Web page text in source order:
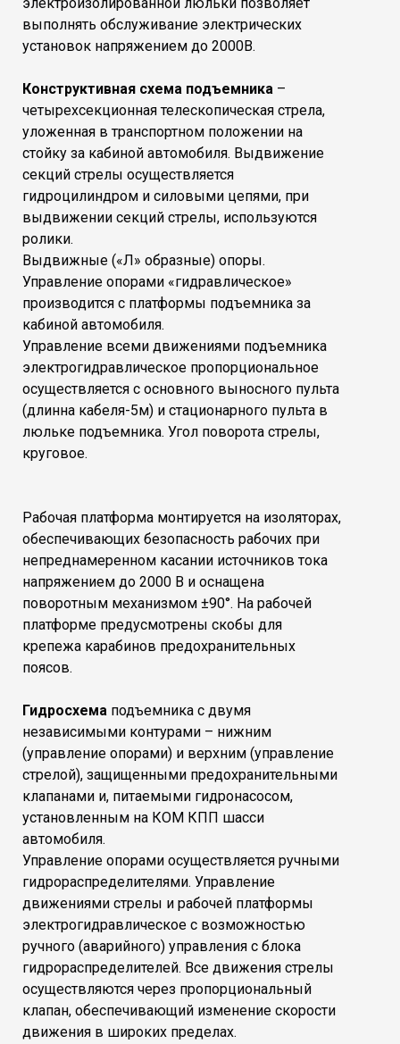
электроизолированной люльки позволяет
выполнять обслуживание электрических
установок напряжением до 2000В.
Конструктивная схема подъемника –
четырехсекционная телескопическая стрела,
уложенная в транспортном положении на
стойку за кабиной автомобиля. Выдвижение
секций стрелы осуществляется
гидроцилиндром и силовыми цепями, при
выдвижении секций стрелы, используются
ролики.
Выдвижные («Л» образные) опоры.
Управление опорами «гидравлическое»
производится с платформы подъемника за
кабиной автомобиля.
Управление всеми движениями подъемника
электрогидравлическое пропорциональное
осуществляется с основного выносного пульта
(длинна кабеля-5м) и стационарного пульта в
люльке подъемника. Угол поворота стрелы,
круговое.
Рабочая платформа монтируется на изоляторах,
обеспечивающих безопасность рабочих при
непреднамеренном касании источников тока
напряжением до 2000 В и оснащена
поворотным механизмом ±90°. На рабочей
платформе предусмотрены скобы для
крепежа карабинов предохранительных
поясов.
Гидросхема подъемника с двумя
независимыми контурами – нижним
(управление опорами) и верхним (управление
стрелой), защищенными предохранительными
клапанами и, питаемыми гидронасосом,
установленным на КОМ КПП шасси
автомобиля.
Управление опорами осуществляется ручными
гидрораспределителями. Управление
движениями стрелы и рабочей платформы
электрогидравлическое с возможностью
ручного (аварийного) управления с блока
гидрораспределителей. Все движения стрелы
осуществляются через пропорциональный
клапан, обеспечивающий изменение скорости
движения в широких пределах.